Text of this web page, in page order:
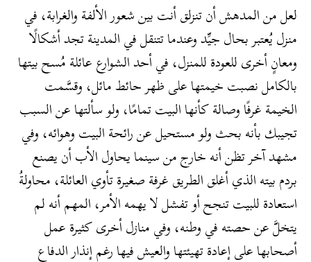
لعل من المدهش أن تنزلق أنت بين شعور الألفة والغرابة، في
منزل يُعتبر بحال جيِّد وعندما تتنقل في المدينة تجد أشكالًا
ومعانٍ أخرى للعودة للمنزل، في أحد الشوارع عائلة مُسح بيتها
بالكامل نصبت خيمتها على ظهر حائط مائل، وقسَّمت
الخيمة غرفًا وصالة كأنها البيت تمامًا، ولو سألتها عن السبب
تجيبك بأنه بحث ولو مستحيل عن رائحة البيت وهوائه، وفي
مشهد آخر تظن أنه خارج من سينما يحاول الأب أن يصنع
بردم بيته الذي أغلق الطريق غرفة صغيرة تأوي العائلة، محاولةُ
استعادة للبيت تنجح أو تفشل لا يهمه الأمر، المهم أنه لم
يتخلَّ عن حصته في وطنه، وفي منازل أخرى كثيرة عمل
أصحابها على إعادة تهيئتها والعيش فيها رغم إنذار الدفاع